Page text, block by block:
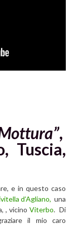
,
Tuscia,
e in questo caso
d’Agliano, una
, vicino Viterbo. Di
il mio caro